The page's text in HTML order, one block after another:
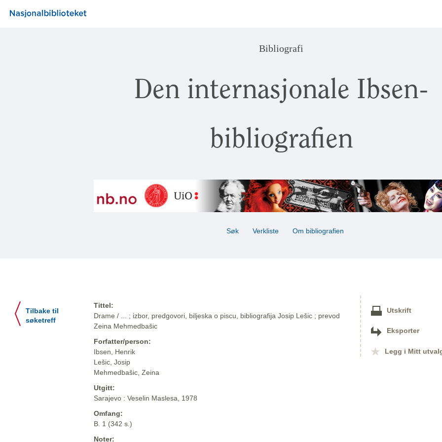
Bibliografi
Den internasjonale Ibsen-
bibliografien
Søk Verkliste Om bibliografien
Tilbake til
søketreff
Tittel:
Drame / ... ; izbor, predgovori, biljeska o piscu, bibliografija Josip Lešic ; prevod
Zeina Mehmedbašic
Forfatter/person:
Ibsen, Henrik
Lešic, Josip
Mehmedbašic, Zeina
Utgitt:
Sarajevo : Veselin Maslesa, 1978
Omfang:
B. 1 (342 s.)
Noter:
Utskrift
Eksporter
Legg i Mitt